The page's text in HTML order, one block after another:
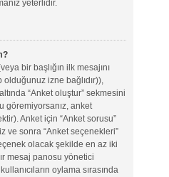
yeterlidir.
bir başlığın ilk mesajını
izne bağlıdır)),
“Anket oluştur” sekmesini
göremiyorsanız, anket
Anket için “Anket sorusu”
ve sonra “Anket seçenekleri”
olacak şekilde en az iki
mesaj panosu yönetici
oylama sırasında